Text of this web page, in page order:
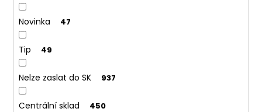
Novinka 47
Tip 49
Nelze zaslat do SK 937
Centrální sklad 450
m
ELF
BAR
ELFLIQ